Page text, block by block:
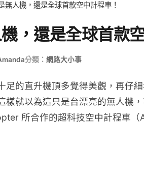
無人機，還是全球首款空中計程車！
，還是全球首款
分類： 網路大小事
足的直升機頂多覺得美觀，再仔
樣就以為這只是台漂亮的無人機
所合作的超科技空中計程車（